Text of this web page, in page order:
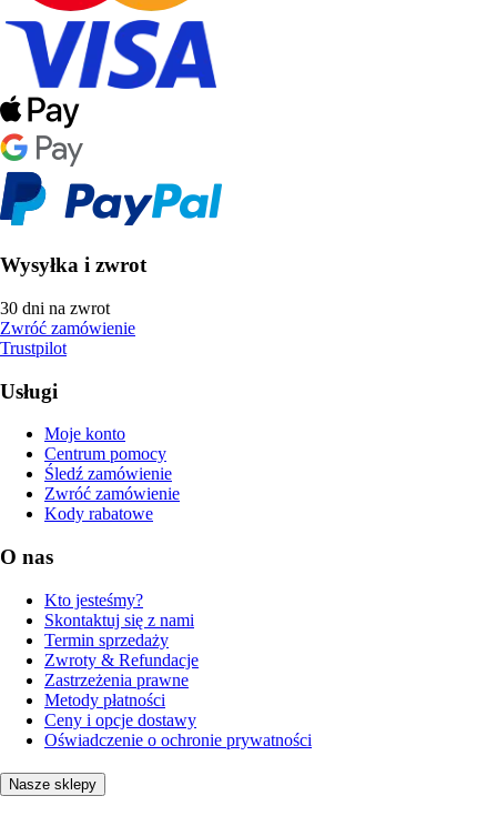
Wysyłka i zwrot
30 dni na zwrot
Zwróć zamówienie
Trustpilot
Usługi
Moje konto
Centrum pomocy
Śledź zamówienie
Zwróć zamówienie
Kody rabatowe
O nas
Kto jesteśmy?
Skontaktuj się z nami
Termin sprzedaży
Zwroty & Refundacje
Zastrzeżenia prawne
Metody płatności
Ceny i opcje dostawy
Oświadczenie o ochronie prywatności
Nasze sklepy